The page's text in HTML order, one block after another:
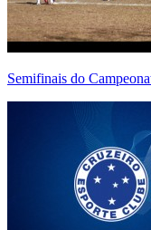
Semifinais do